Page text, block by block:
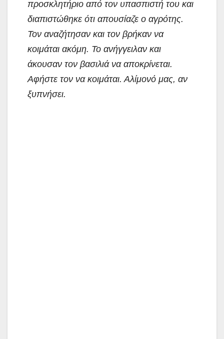
προσκλητήριο από τον υπασπιστή του και
διαπιστώθηκε ότι απουσίαζε ο αγρότης.
Τον αναζήτησαν και τον βρήκαν να
κοιμάται ακόμη. Το ανήγγειλαν και
άκουσαν τον βασιλιά να αποκρίνεται.
Αφήστε τον να κοιμάται. Αλίμονό μας, αν
ξυπνήσει.